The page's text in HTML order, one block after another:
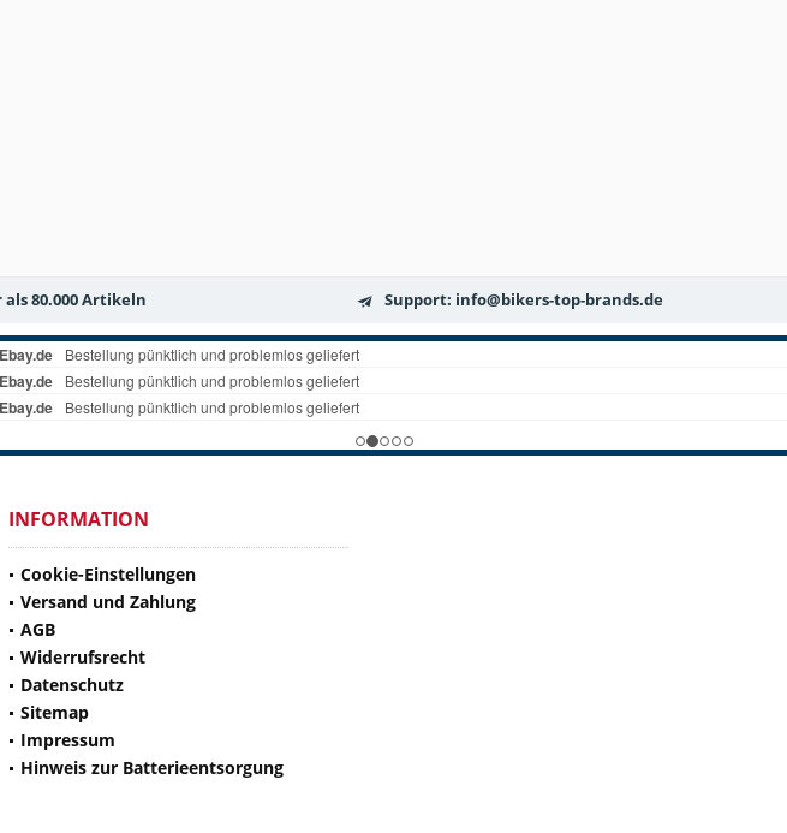
80.000 Artikeln Support: info@bikers-top-brands.de
INFORMATION
Cookie-Einstellungen
Versand und Zahlung
AGB
Widerrufsrecht
Datenschutz
Sitemap
Impressum
Hinweis zur Batterieentsorgung